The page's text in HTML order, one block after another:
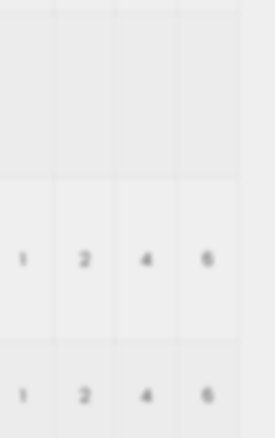
1 2 4 6
1 2 4 6